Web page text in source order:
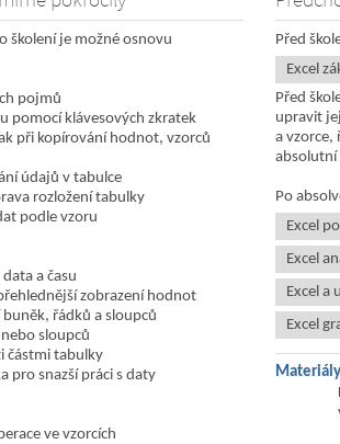
školení je možné osnovu
pojmů
pomocí klávesových zkratek
při kopírování hodnot, vzorců
údajů v tabulce
rozložení tabulky
podle vzoru
a času
zobrazení hodnot
řádků a sloupců
sloupců
částmi tabulky
pro snazší práci s daty
ve vzorcích
Před
Excel
Před
upravit
a vzorce,
absolutní
Po
Excel
Excel
Excel a
Excel